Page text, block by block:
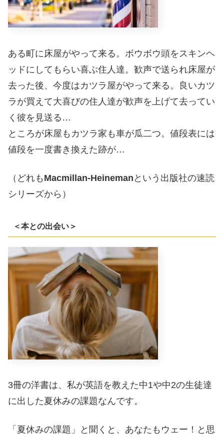
ある町に床屋がやって来る。ボウボウ頭をスキンヘ
ッドにしてもらい喜ぶ住人達。歓声で送られ床屋が
去った後、今度はカツラ屋がやって来る。良いカツ
ラが買えて大喜びの住人達が歓声を上げて去ってい
く彼を見送る…
ところが床屋もカツラ家も車が瓜二つ。値段表には
値段を一度書き換えた跡が…
（どれも Macmillan-Heineman という出版社の速読
シリーズから）
＜本との出会い＞
3冊の洋書は、私が英語を教えた中1や中2の生徒達
に出した夏休みの課題なんです。
「夏休みの課題」と聞くと、あなたもウェー！と思